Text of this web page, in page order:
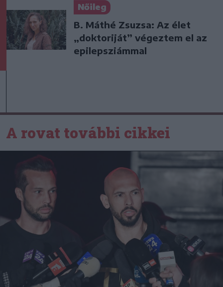
Nőileg
B. Máthé Zsuzsa: Az élet
„doktoriját” végeztem el az
epilepsziámmal
A rovat további cikkei